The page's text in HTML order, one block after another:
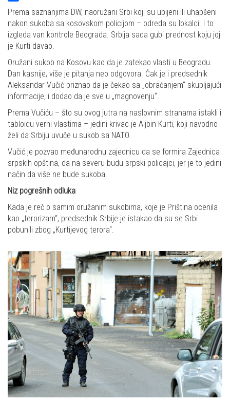
Share
Prema saznanjima DW, naoružani Srbi koji su ubijeni ili uhapšeni
nakon sukoba sa kosovskom policijom – odreda su lokalci. I to
izgleda van kontrole Beograda. Srbija sada gubi prednost koju joj
je Kurti davao.
Oružani sukob na Kosovu kao da je zatekao vlasti u Beogradu.
Dan kasnije, više je pitanja neo odgovora. Čak je i predsednik
Aleksandar Vučić priznao da je čekao sa „obraćanjem“ skupljajući
informacije, i dodao da je sve u „magnovenju“.
Prema Vučiću – što su ovog jutra na naslovnim stranama istakli i
tabloidu verni vlastima – jedini krivac je Aljbin Kurti, koji navodno
želi da Srbiju uvuče u sukob sa NATO.
Vučić je pozvao međunarodnu zajednicu da se formira Zajednica
srpskih opština, da na severu budu srpski policajci, jer je to jedini
način da više ne bude sukoba.
Niz pogrešnih odluka
Kada je reč o samim oružanim sukobima, koje je Priština ocenila
kao „terorizam“, predsednik Srbije je istakao da su se Srbi
pobunili zbog „Kurtijevog terora“.